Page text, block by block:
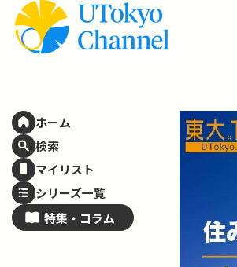
ホーム
検索
マイリスト
シリーズ一覧
特集・ コラム